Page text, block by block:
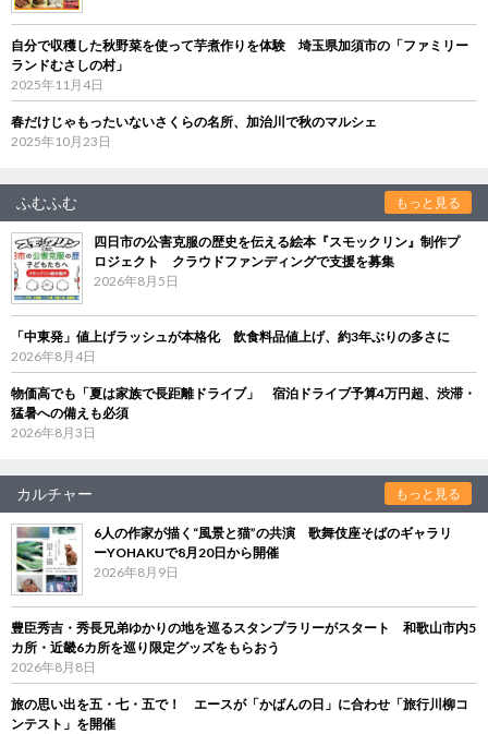
自分で収穫した秋野菜を使って芋煮作りを体験 埼玉県加須市の「ファミリー
ランドむさしの村」
2025年11月4日
春だけじゃもったいないさくらの名所、加治川で秋のマルシェ
2025年10月23日
ふむふむ もっと見る
四日市の公害克服の歴史を伝える絵本『スモックリン』制作プ
ロジェクト クラウドファンディングで支援を募集
2026年8月5日
「中東発」値上げラッシュが本格化 飲食料品値上げ、約3年ぶりの多さに
2026年8月4日
物価高でも「夏は家族で長距離ドライブ」 宿泊ドライブ予算4万円超、渋滞・
猛暑への備えも必須
2026年8月3日
カルチャー もっと見る
6人の作家が描く“風景と猫”の共演 歌舞伎座そばのギャラリ
ーYOHAKUで8月20日から開催
2026年8月9日
豊臣秀吉・秀長兄弟ゆかりの地を巡るスタンプラリーがスタート 和歌山市内5
カ所・近畿6カ所を巡り限定グッズをもらおう
2026年8月8日
旅の思い出を五・七・五で！ エースが「かばんの日」に合わせ「旅行川柳コ
ンテスト」を開催